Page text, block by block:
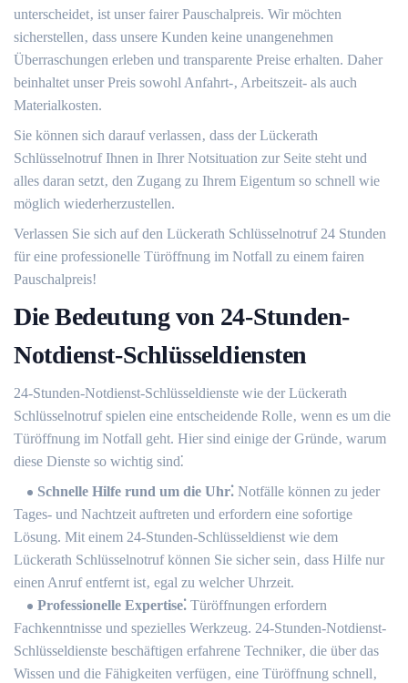
unterscheidet‚ ist unser fairer Pauschalpreis.​ Wir möchten
sicherstellen‚ dass unsere Kunden keine unangenehmen
Überraschungen erleben und transparente Preise erhalten.​ Daher
beinhaltet unser Preis sowohl Anfahrt-‚ Arbeitszeit- als auch
Materialkosten.
Sie können sich darauf verlassen‚ dass der Lückerath
Schlüsselnotruf Ihnen in Ihrer Notsituation zur Seite steht und
alles daran setzt‚ den Zugang zu Ihrem Eigentum so schnell wie
möglich wiederherzustellen.​
Verlassen Sie sich auf den Lückerath Schlüsselnotruf 24 Stunden
für eine professionelle Türöffnung im Notfall zu einem fairen
Pauschalpreis!​
Die Bedeutung von 24-Stunden-
Notdienst-Schlüsseldiensten
24-Stunden-Notdienst-Schlüsseldienste wie der Lückerath
Schlüsselnotruf spielen eine entscheidende Rolle‚ wenn es um die
Türöffnung im Notfall geht.​ Hier sind einige der Gründe‚ warum
diese Dienste so wichtig sind⁚
Schnelle Hilfe rund um die Uhr⁚ Notfälle können zu jeder
Tages- und Nachtzeit auftreten und erfordern eine sofortige
Lösung.​ Mit einem 24-Stunden-Schlüsseldienst wie dem
Lückerath Schlüsselnotruf können Sie sicher sein‚ dass Hilfe nur
einen Anruf entfernt ist‚ egal zu welcher Uhrzeit.​
Professionelle Expertise⁚ Türöffnungen erfordern
Fachkenntnisse und spezielles Werkzeug. 24-Stunden-Notdienst-
Schlüsseldienste beschäftigen erfahrene Techniker‚ die über das
Wissen und die Fähigkeiten verfügen‚ eine Türöffnung schnell‚